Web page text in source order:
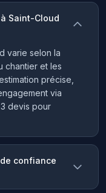
Saint-Cloud
varie selon la
chantier et les
précise,
via
devis pour
confiance